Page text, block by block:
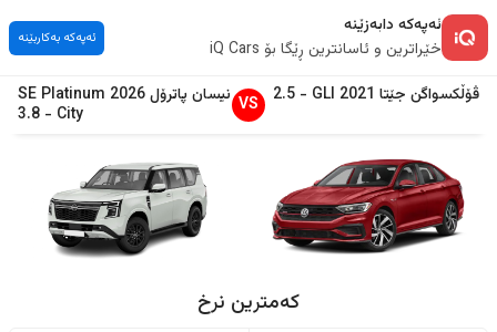
ئەپەکە دابەزێنە
خێراترین و ئاسانترین ڕێگا بۆ iQ Cars
ئەپەکە بەکاربێنە
ڤۆڵکسواگن جێتا 2021
GLI
-
2.5
VS نیسان پاترۆل2026
SE Platinum
City
-
3.8
کەمترین نرخ